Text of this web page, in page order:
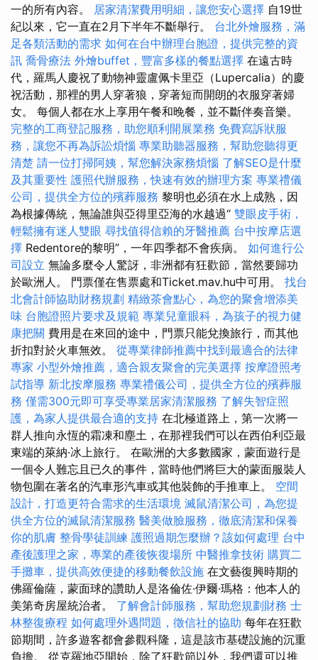
一的所有內容。 居家清潔費用明細，讓您安心選擇 自19世
紀以來，它一直在2月下半年不斷舉行。 台北外燴服務，滿
足各類活動的需求 如何在台中辦理台胞證，提供完整的資
訊 喬骨療法 外燴buffet，豐富多樣的餐點選擇 在遠古時
代，羅馬人慶祝了動物神靈盧佩卡里亞（Lupercalia）的慶
祝活動，那裡的男人穿著狼，穿著短而開朗的衣服穿著婦
女。 每個人都在水上享用午餐和晚餐，並不斷伴奏音樂。
完整的工商登記服務，助您順利開展業務 免費寫訴狀服
務，讓您不再為訴訟煩惱 專業助聽器服務，幫助您聽得更
清楚 請一位打掃阿姨，幫您解決家務煩惱 了解SEO是什麼
及其重要性 護照代辦服務，快速有效的辦理方案 專業禮儀
公司，提供全方位的殯葬服務 黎明也必須在水上成熟，因
為根據傳統，無論誰與亞得里亞海的水越過“ 雙眼皮手術，
輕鬆擁有迷人雙眼 尋找值得信賴的牙醫推薦 台中按摩店選
擇 Redentore的黎明”，一年四季都不會疾病。 如何進行公
司設立 無論多麼令人驚訝，非洲都有狂歡節，當然要歸功
於歐洲人。 門票僅在售票處和Ticket.mav.hu中可用。 找台
北會計師協助財務規劃 精緻茶會點心，為您的聚會增添美
味 台胞證照片要求及規範 專業兒童眼科，為孩子的視力健
康把關 費用是在來回的途中，門票只能兌換旅行，而其他
折扣對於火車無效。 從專業律師推薦中找到最適合的法律
專家 小型外燴推薦，適合親友聚會的完美選擇 按摩證照考
試指導 新北按摩服務 專業禮儀公司，提供全方位的殯葬服
務 僅需300元即可享受專業居家清潔服務 了解失智症照
護，為家人提供最合適的支持 在北極道路上，第一次將一
群人推向永恆的霜凍和塵土，在那裡我們可以在西伯利亞最
東端的萊納·冰上旅行。 在歐洲的大多數國家，蒙面遊行是
一個令人難忘且已久的事件，當時他們將巨大的蒙面服裝人
物包圍在著名的汽車形汽車或其他裝飾的手推車上。 空間
設計，打造更符合需求的生活環境 滅鼠清潔公司，為您提
供全方位的滅鼠清潔服務 醫美做臉服務，徹底清潔和保養
你的肌膚 整骨學徒訓練 護照過期怎麼辦？該如何處理 台中
產後護理之家，專業的產後恢復場所 中醫推拿技術 購買二
手攤車，提供高效便捷的移動餐飲設施 在文藝復興時期的
佛羅倫薩，蒙面球的讚助人是洛倫佐·伊爾·瑪格：他本人的
美第奇房屋統治者。 了解會計師服務，幫助您規劃財務 士
林整復療程 如何處理外遇問題，徵信社的協助 每年在狂歡
節期間，許多遊客都會參觀科隆，這是該市基礎設施的沉重
負擔。 從克羅地亞開始，除了狂歡節以外，我們還可以推